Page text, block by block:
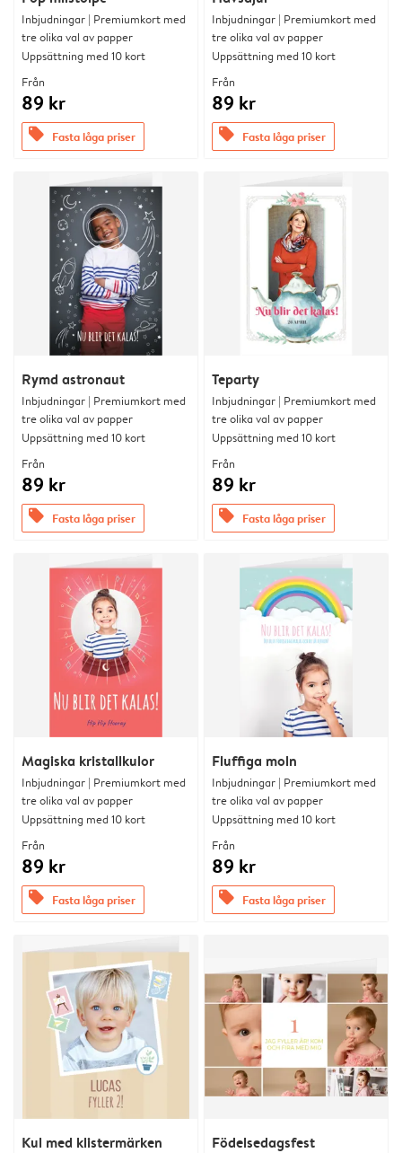
Inbjudningar | Premiumkort med
tre olika val av papper
Uppsättning med 10 kort
Från
89 kr
offers Fasta låga priser
Inbjudningar | Premiumkort med
tre olika val av papper
Uppsättning med 10 kort
Från
89 kr
offers Fasta låga priser
Rymd astronaut
Inbjudningar | Premiumkort med
tre olika val av papper
Uppsättning med 10 kort
Från
89 kr
offers Fasta låga priser
Teparty
Inbjudningar | Premiumkort med
tre olika val av papper
Uppsättning med 10 kort
Från
89 kr
offers Fasta låga priser
Magiska kristallkulor
Inbjudningar | Premiumkort med
tre olika val av papper
Uppsättning med 10 kort
Från
89 kr
offers Fasta låga priser
Fluffiga moln
Inbjudningar | Premiumkort med
tre olika val av papper
Uppsättning med 10 kort
Från
89 kr
offers Fasta låga priser
Kul med klistermärken Födelsedagsfest